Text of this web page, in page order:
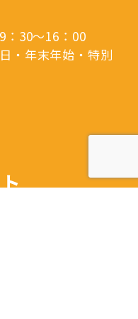
30～16：00
・年末年始・特別